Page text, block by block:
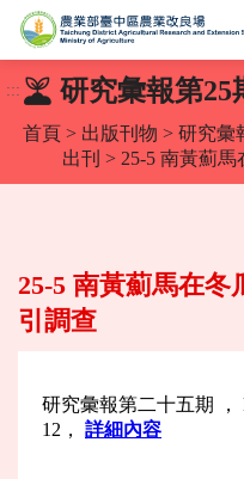
到
::: 研究彙報第25
首頁 > 出版刊物 > 研究彙
出刊 > 25-5 南黃薊
25-5 南黃薊馬在
引調查
研究彙報第二十五期 ，
12， 詳細內容